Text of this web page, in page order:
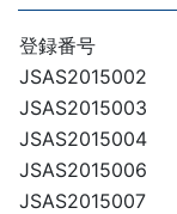
登録番号
JSAS2015002
JSAS2015003
JSAS2015004
JSAS2015006
JSAS2015007